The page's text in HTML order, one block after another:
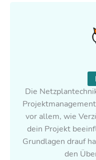
Die
vor allem, wie
dein Projekt
Grundlagen drauf
den